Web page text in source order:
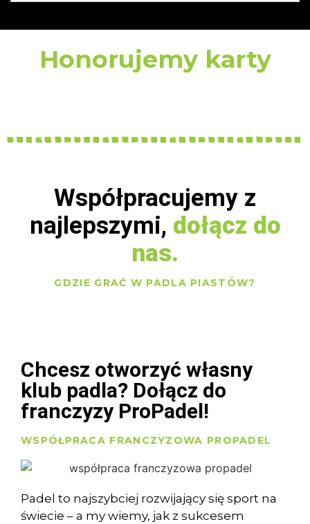
Honorujemy karty
Współpracujemy z
najlepszymi, dołącz do
nas.
GDZIE GRAĆ W PADLA PIASTÓW?
Chcesz otworzyć własny
klub padla? Dołącz do
franczyzy ProPadel!
WSPÓŁPRACA FRANCZYZOWA PROPADEL
Padel to najszybciej rozwijający się sport na
świecie – a my wiemy, jak z sukcesem